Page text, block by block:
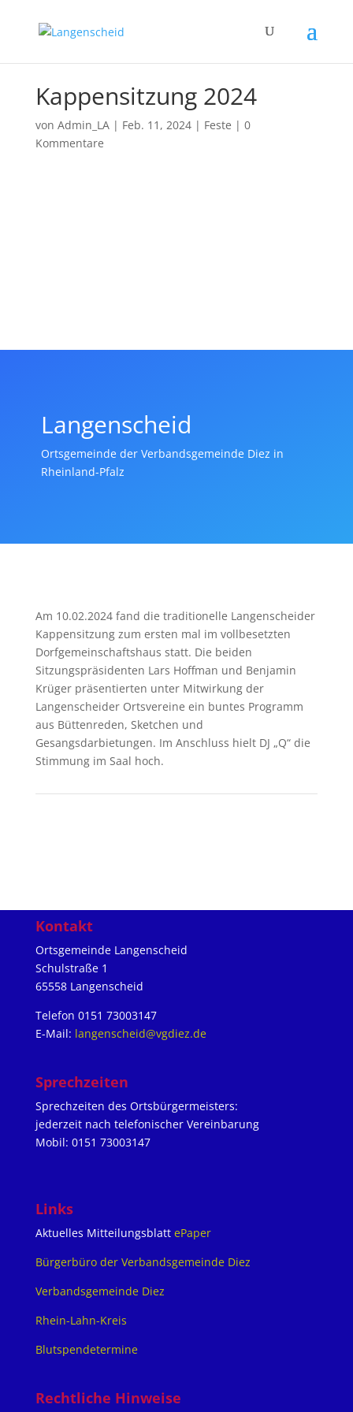
Kappensitzung 2024
von Admin_LA| Feb. 11, 2024| Feste | 0
Kommentare
Langenscheid
Ortsgemeinde der Verbandsgemeinde Diez in
Rheinland-Pfalz
Am 10.02.2024 fand die traditionelle Langenscheider
Kappensitzung zum ersten mal im vollbesetzten
Dorfgemeinschaftshaus statt. Die beiden
Sitzungspräsidenten Lars Hoffman und Benjamin
Krüger präsentierten unter Mitwirkung der
Langenscheider Ortsvereine ein buntes Programm
aus Büttenreden, Sketchen und
Gesangsdarbietungen. Im Anschluss hielt DJ „Q“ die
Stimmung im Saal hoch.
Kontakt
Ortsgemeinde Langenscheid
Schulstraße 1
65558 Langenscheid
Telefon 0151 73003147
E-Mail: langenscheid@vgdiez.de
Sprechzeiten
Sprechzeiten des Ortsbürgermeisters:
jederzeit nach telefonischer Vereinbarung
Mobil: 0151 73003147
Links
Aktuelles Mitteilungsblatt ePaper
Bürgerbüro der Verbandsgemeinde Diez
Verbandsgemeinde Diez
Rhein-Lahn-Kreis
Blutspendetermine
Rechtliche Hinweise